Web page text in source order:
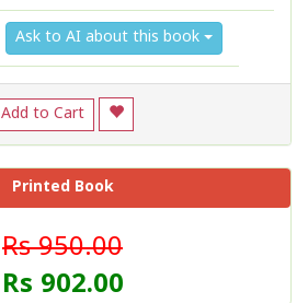
Ask to AI about this book
Add to Cart
Printed Book
Rs 950.00
Rs 902.00